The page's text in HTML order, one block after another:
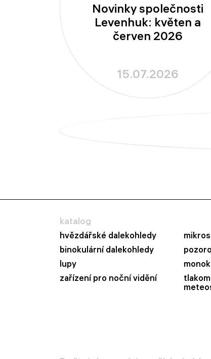
Novinky společnosti
Levenhuk: květen a
červen 2026
15.07.2026
katalog
hvězdářské dalekohledy
binokulární dalekohledy
lupy
zařízení pro noční vidění